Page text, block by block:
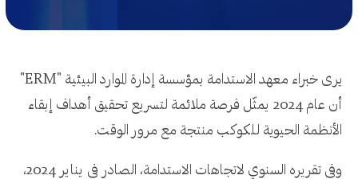
يرى خبراء معهد الاستدامة بمؤسسة إدارة الموارد البيئية "ERM"
أن عام 2024 يمثّل فرصة ملائمة لتسريع تحقيق أهداف إبقاء
الأنظمة الحيوية للكوكب منتجة مع مرور الوقت.
وفي تقريره السنوي لاتجاهات الاستدامة، الصادر في يناير 2024،